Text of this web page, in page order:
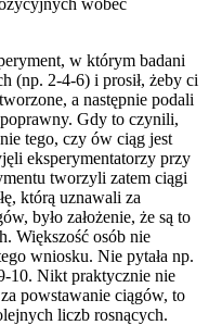
w którym badani
(np. 2-4-6) i prosił, żeby ci
a następnie podali
Gdy to czynili,
tego, czy ów ciąg jest
eksperymentatorzy przy
tworzyli zatem ciągi
którą uznawali za
było założenie, że są to
Większość osób nie
wniosku. Nie pytała np.
10. Nikt praktycznie nie
powstawanie ciągów, to
liczb rosnących.